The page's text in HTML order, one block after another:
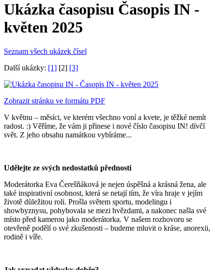
Ukázka časopisu Časopis IN -
květen 2025
Seznam všech ukázek čísel
Další ukázky: [1] [2] [3]
Zobrazit stránku ve formátu PDF
V květnu – měsíci, ve kterém všechno voní a kvete, je těžké nemít
radost. :) Věříme, že vám ji přinese i nové číslo časopisu IN! dívčí
svět. Z jeho obsahu namátkou vybíráme...
Udělejte ze svých nedostatků přednosti
Moderátorka Eva Čerešňáková je nejen úspěšná a krásná žena, ale
také inspirativní osobnost, která se netají tím, že víra hraje v jejím
životě důležitou roli. Prošla světem sportu, modelingu i
showbyznysu, pohybovala se mezi hvězdami, a nakonec našla své
místo před kamerou jako moderátorka. V našem rozhovoru se
otevřeně podělí o své zkušenosti – budeme mluvit o kráse, anorexii,
rodině i víře.